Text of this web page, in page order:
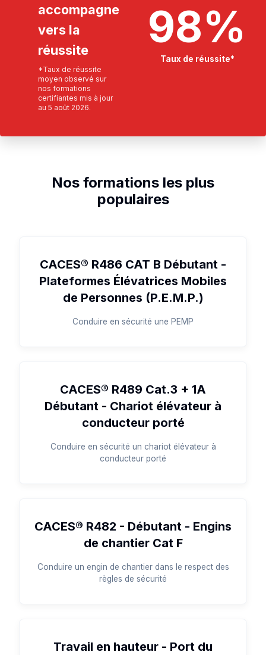
accompagne
vers la
réussite
*Taux de réussite
moyen observé sur
nos formations
certifiantes mis à jour
au 5 août 2026.
98%
Taux de réussite*
Nos formations les plus
populaires
CACES® R486 CAT B Débutant -
Plateformes Élévatrices Mobiles
de Personnes (P.E.M.P.)
Conduire en sécurité une PEMP
CACES® R489 Cat.3 + 1A
Débutant - Chariot élévateur à
conducteur porté
Conduire en sécurité un chariot élévateur à
conducteur porté
CACES® R482 - Débutant - Engins
de chantier Cat F
Conduire un engin de chantier dans le respect des
règles de sécurité
Travail en hauteur - Port du